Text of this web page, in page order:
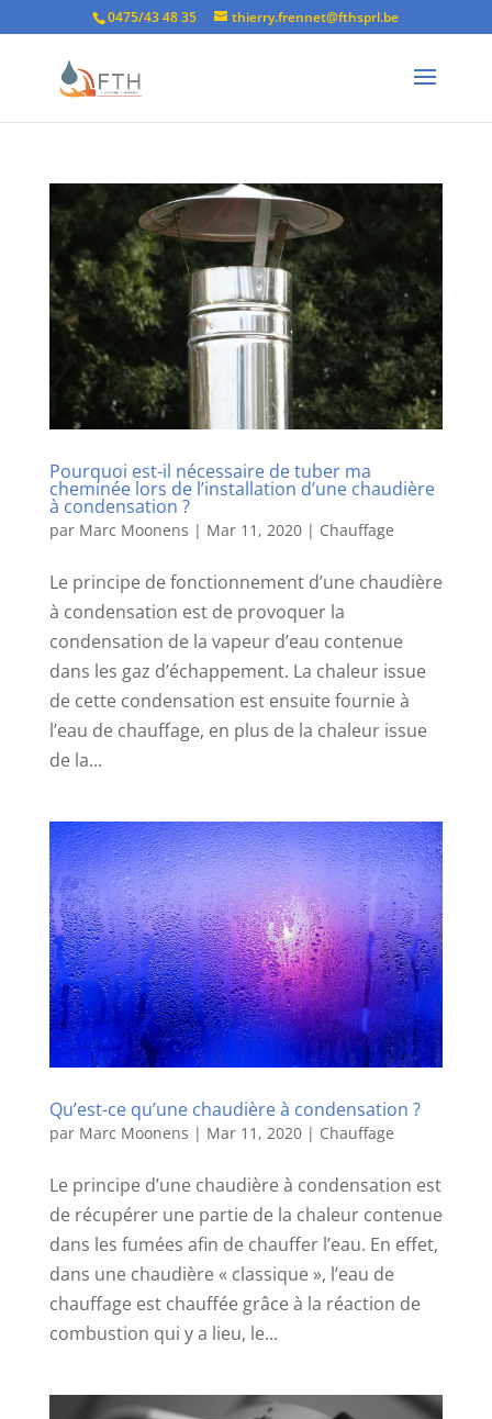
0475/43 48 35 thierry.frennet@fthsprl.be
Pourquoi est-il nécessaire de tuber ma
cheminée lors de l’installation d’une chaudière
à condensation ?
par Marc Moonens | Mar 11, 2020| Chauffage
Le principe de fonctionnement d’une chaudière
à condensation est de provoquer la
condensation de la vapeur d’eau contenue
dans les gaz d’échappement. La chaleur issue
de cette condensation est ensuite fournie à
l’eau de chauffage, en plus de la chaleur issue
de la...
Qu’est-ce qu’une chaudière à condensation ?
par Marc Moonens | Mar 11, 2020| Chauffage
Le principe d’une chaudière à condensation est
de récupérer une partie de la chaleur contenue
dans les fumées afin de chauffer l’eau. En effet,
dans une chaudière « classique », l’eau de
chauffage est chauffée grâce à la réaction de
combustion qui y a lieu, le...